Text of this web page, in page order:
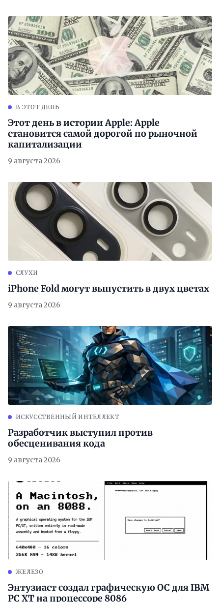
В ЭТОТ ДЕНЬ
Этот день в истории Apple: Apple
становится самой дорогой по рыночной
капитализации
9 августа 2026
СЛУХИ
iPhone Fold могут выпустить в двух цветах
9 августа 2026
ИСКУССТВЕННЫЙ ИНТЕЛЛЕКТ
Разработчик выступил против
обесценивания кода
9 августа 2026
ЖЕЛЕЗО
Энтузиаст создал графическую ОС для IBM
PC XT на процессоре 8086